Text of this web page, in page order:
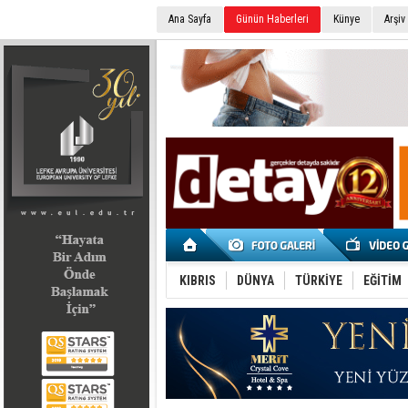
Ana Sayfa Günün Haberleri Künye Arşiv
KIBRIS DÜNYA TÜRKİYE EĞİTİM